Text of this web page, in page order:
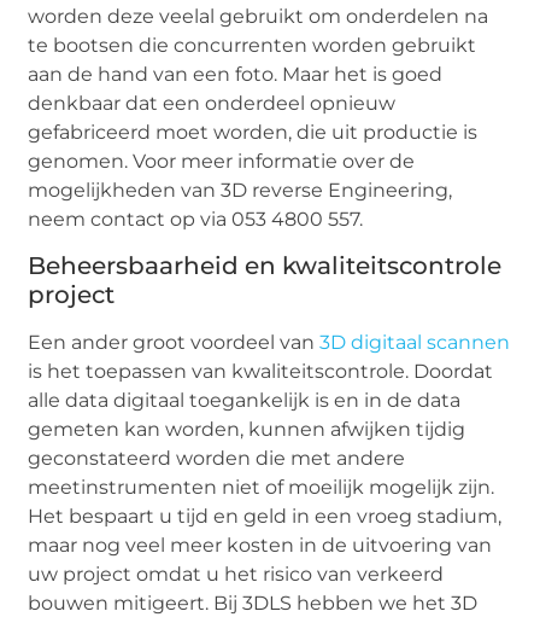
worden deze veelal gebruikt om onderdelen na
te bootsen die concurrenten worden gebruikt
aan de hand van een foto. Maar het is goed
denkbaar dat een onderdeel opnieuw
gefabriceerd moet worden, die uit productie is
genomen. Voor meer informatie over de
mogelijkheden van 3D reverse Engineering,
neem contact op via 053 4800 557.
Beheersbaarheid en kwaliteitscontrole
project
Een ander groot voordeel van3D digitaal scannen
is het toepassen van kwaliteitscontrole. Doordat
alle data digitaal toegankelijk is en in de data
gemeten kan worden, kunnen afwijken tijdig
geconstateerd worden die met andere
meetinstrumenten niet of moeilijk mogelijk zijn.
Het bespaart u tijd en geld in een vroeg stadium,
maar nog veel meer kosten in de uitvoering van
uw project omdat u het risico van verkeerd
bouwen mitigeert. Bij 3DLS hebben we het 3D